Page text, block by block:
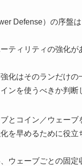
Defense）の序盤
ティリティの強化
化はそのランだけの
ンを使うべきか判断
とコイン／ウェーブ
を早めるために役
ウェーブごとの固定